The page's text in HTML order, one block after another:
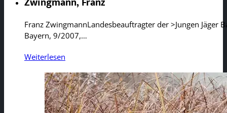
Franz ZwingmannLandesbeauftragter der >Jungen
Bayern, 9/2007,…
Weiterlesen